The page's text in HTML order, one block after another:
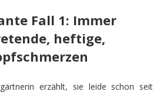
Fall 1: Immer
heftige,
erzählt, sie leide schon seit